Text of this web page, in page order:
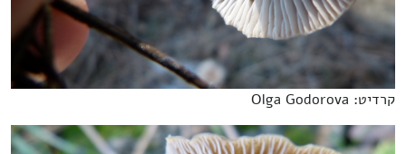
קרדיט: Olga Godorova